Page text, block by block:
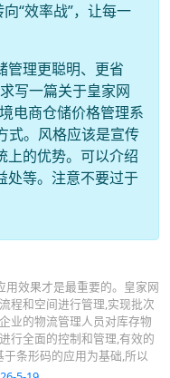
“效率战”，让每一
管理更聪明、更省
写一篇关于皇家网
电商仓储价格管理系
式。风格应该是宣传
上的优势。可以介绍
处等。注意不要过于
用效果才是最重要的。皇家网
程和空间进行管理,实现批次
业的物流管理人员对库存物
行全面的控制和管理,有效的
条形码的应用为基础,所以